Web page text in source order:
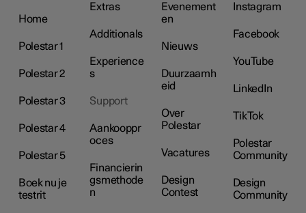
Home
Polestar 1
Polestar 2
Polestar 3
Polestar 4
Polestar 5
Boek nu je
testrit
Extras
Additionals
Experience
s
Support
Aankooppr
oces
Financierin
gsmethode
n
Evenement
en
Nieuws
Duurzaamh
eid
Over
Polestar
Vacatures
Design
Contest
Instagram
Facebook
YouTube
LinkedIn
TikTok
Polestar
Community
Design
Community